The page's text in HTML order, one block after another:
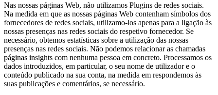
Nas nossas páginas Web, não utilizamos Plugins de redes sociais.
Na medida em que as nossas páginas Web contenham símbolos dos
fornecedores de redes sociais, utilizamo-los apenas para a ligação às
nossas presenças nas redes sociais do respetivo fornecedor. Se
necessário, obtemos estatísticas sobre a utilização das nossas
presenças nas redes sociais. Não podemos relacionar as chamadas
páginas insights com nenhuma pessoa em concreto. Processamos os
dados introduzidos, em particular, o seu nome de utilizador e o
conteúdo publicado na sua conta, na medida em respondemos às
suas publicações e comentários, se necessário.